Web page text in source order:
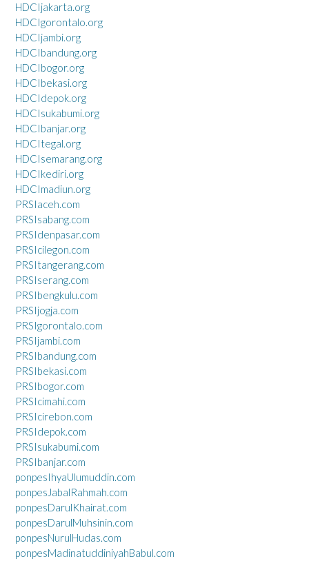
HDCIjakarta.org
HDCIgorontalo.org
HDCIjambi.org
HDCIbandung.org
HDCIbogor.org
HDCIbekasi.org
HDCIdepok.org
HDCIsukabumi.org
HDCIbanjar.org
HDCItegal.org
HDCIsemarang.org
HDCIkediri.org
HDCImadiun.org
PRSIaceh.com
PRSIsabang.com
PRSIdenpasar.com
PRSIcilegon.com
PRSItangerang.com
PRSIserang.com
PRSIbengkulu.com
PRSIjogja.com
PRSIgorontalo.com
PRSIjambi.com
PRSIbandung.com
PRSIbekasi.com
PRSIbogor.com
PRSIcimahi.com
PRSIcirebon.com
PRSIdepok.com
PRSIsukabumi.com
PRSIbanjar.com
ponpesIhyaUlumuddin.com
ponpesJabalRahmah.com
ponpesDarulKhairat.com
ponpesDarulMuhsinin.com
ponpesNurulHudas.com
ponpesMadinatuddiniyahBabul.com